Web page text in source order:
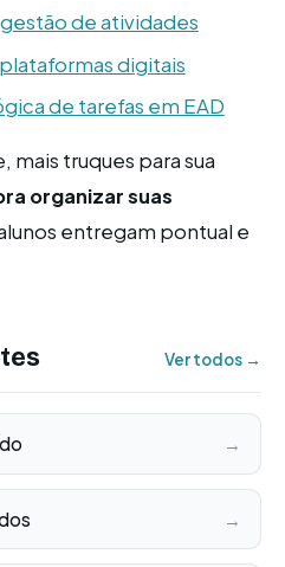
de atividades
digitais
de tarefas em EAD
mais truques para sua
organizar suas
entregam pontual e
Ver todos →
→
→